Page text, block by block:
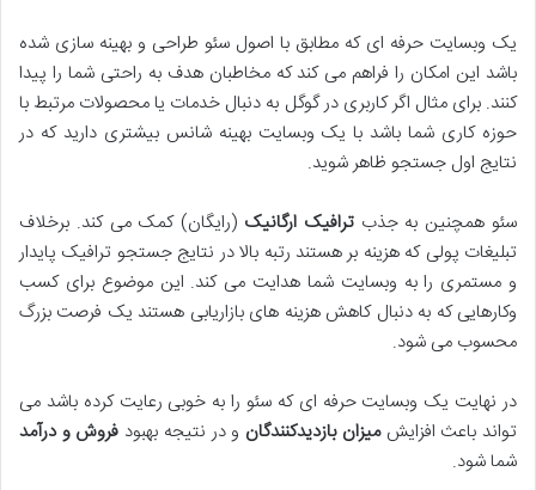
یک وبسایت حرفه ای که مطابق با اصول سئو طراحی و بهینه سازی شده
باشد این امکان را فراهم می کند که مخاطبان هدف به راحتی شما را پیدا
کنند. برای مثال اگر کاربری در گوگل به دنبال خدمات یا محصولات مرتبط با
حوزه کاری شما باشد با یک وبسایت بهینه شانس بیشتری دارید که در
نتایج اول جستجو ظاهر شوید.
سئو همچنین به جذبترافیک ارگانیک (رایگان) کمک می کند. برخلاف
تبلیغات پولی که هزینه بر هستند رتبه بالا در نتایج جستجو ترافیک پایدار
و مستمری را به وبسایت شما هدایت می کند. این موضوع برای کسب
وکارهایی که به دنبال کاهش هزینه های بازاریابی هستند یک فرصت بزرگ
محسوب می شود.
در نهایت یک وبسایت حرفه ای که سئو را به خوبی رعایت کرده باشد می
تواند باعث افزایشمیزان بازدیدکنندگان و در نتیجه بهبود فروش و درآمد
شما شود.